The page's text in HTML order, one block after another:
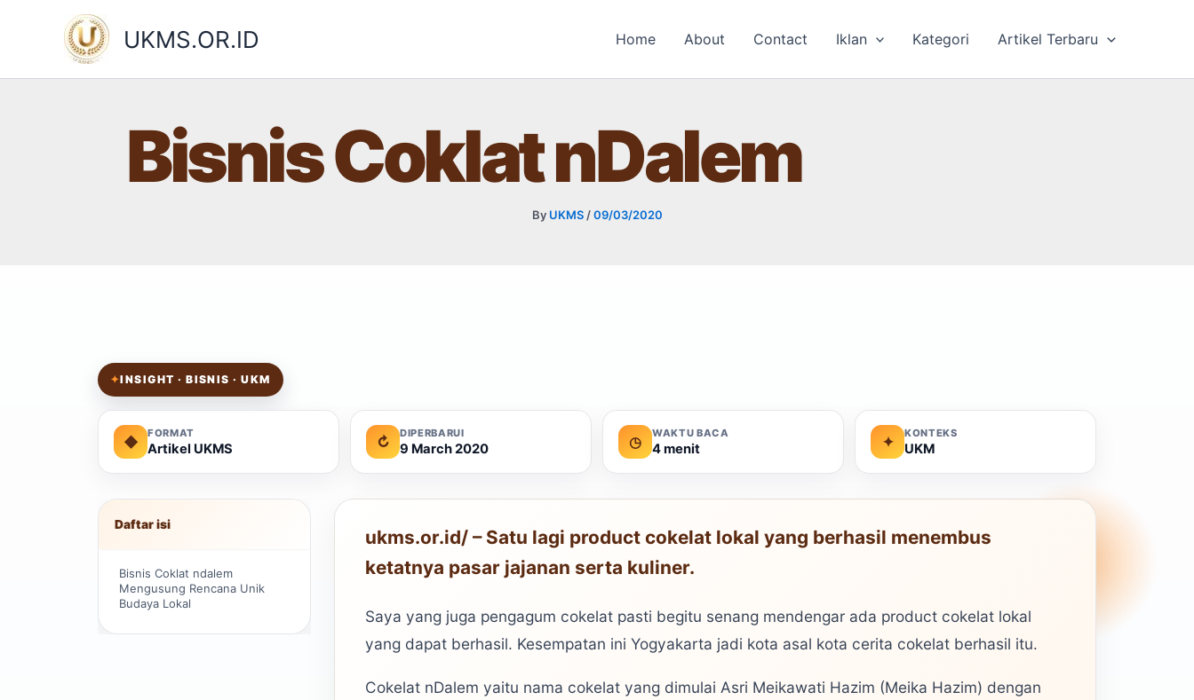
UKMS.OR.ID Home About Contact Iklan Kategori Artikel Terbaru
Bisnis Coklat nDalem
By UKMS /09/03/2020
✦INSIGHT · BISNIS · UKM
◆
FORMAT
Artikel UKMS ↻
DIPERBARUI
9 March 2020 ◷
WAKTU BACA
4 menit ✦
KONTEKS
UKM
Daftar isi
Bisnis Coklat ndalem
Mengusung Rencana Unik
Budaya Lokal
ukms.or.id/ – Satu lagi product cokelat lokal yang berhasil menembus
ketatnya pasar jajanan serta kuliner.
Saya yang juga pengagum cokelat pasti begitu senang mendengar ada product cokelat lokal
yang dapat berhasil. Kesempatan ini Yogyakarta jadi kota asal kota cerita cokelat berhasil itu.
Cokelat nDalem yaitu nama cokelat yang dimulai Asri Meikawati Hazim (Meika Hazim) dengan